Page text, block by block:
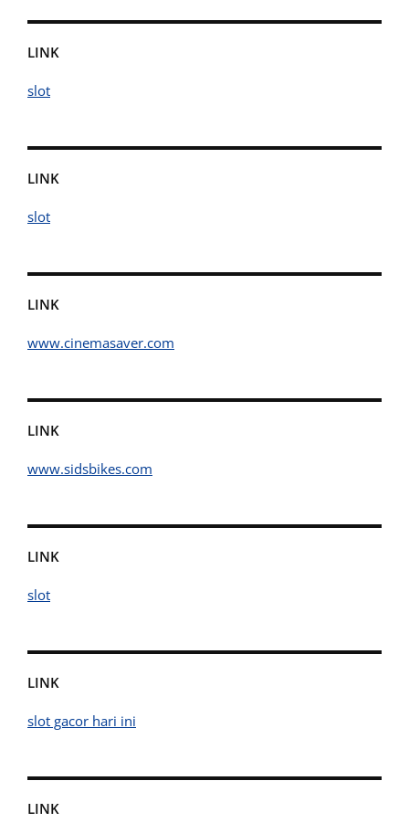
LINK
slot
LINK
slot
LINK
www.cinemasaver.com
LINK
www.sidsbikes.com
LINK
slot
LINK
slot gacor hari ini
LINK